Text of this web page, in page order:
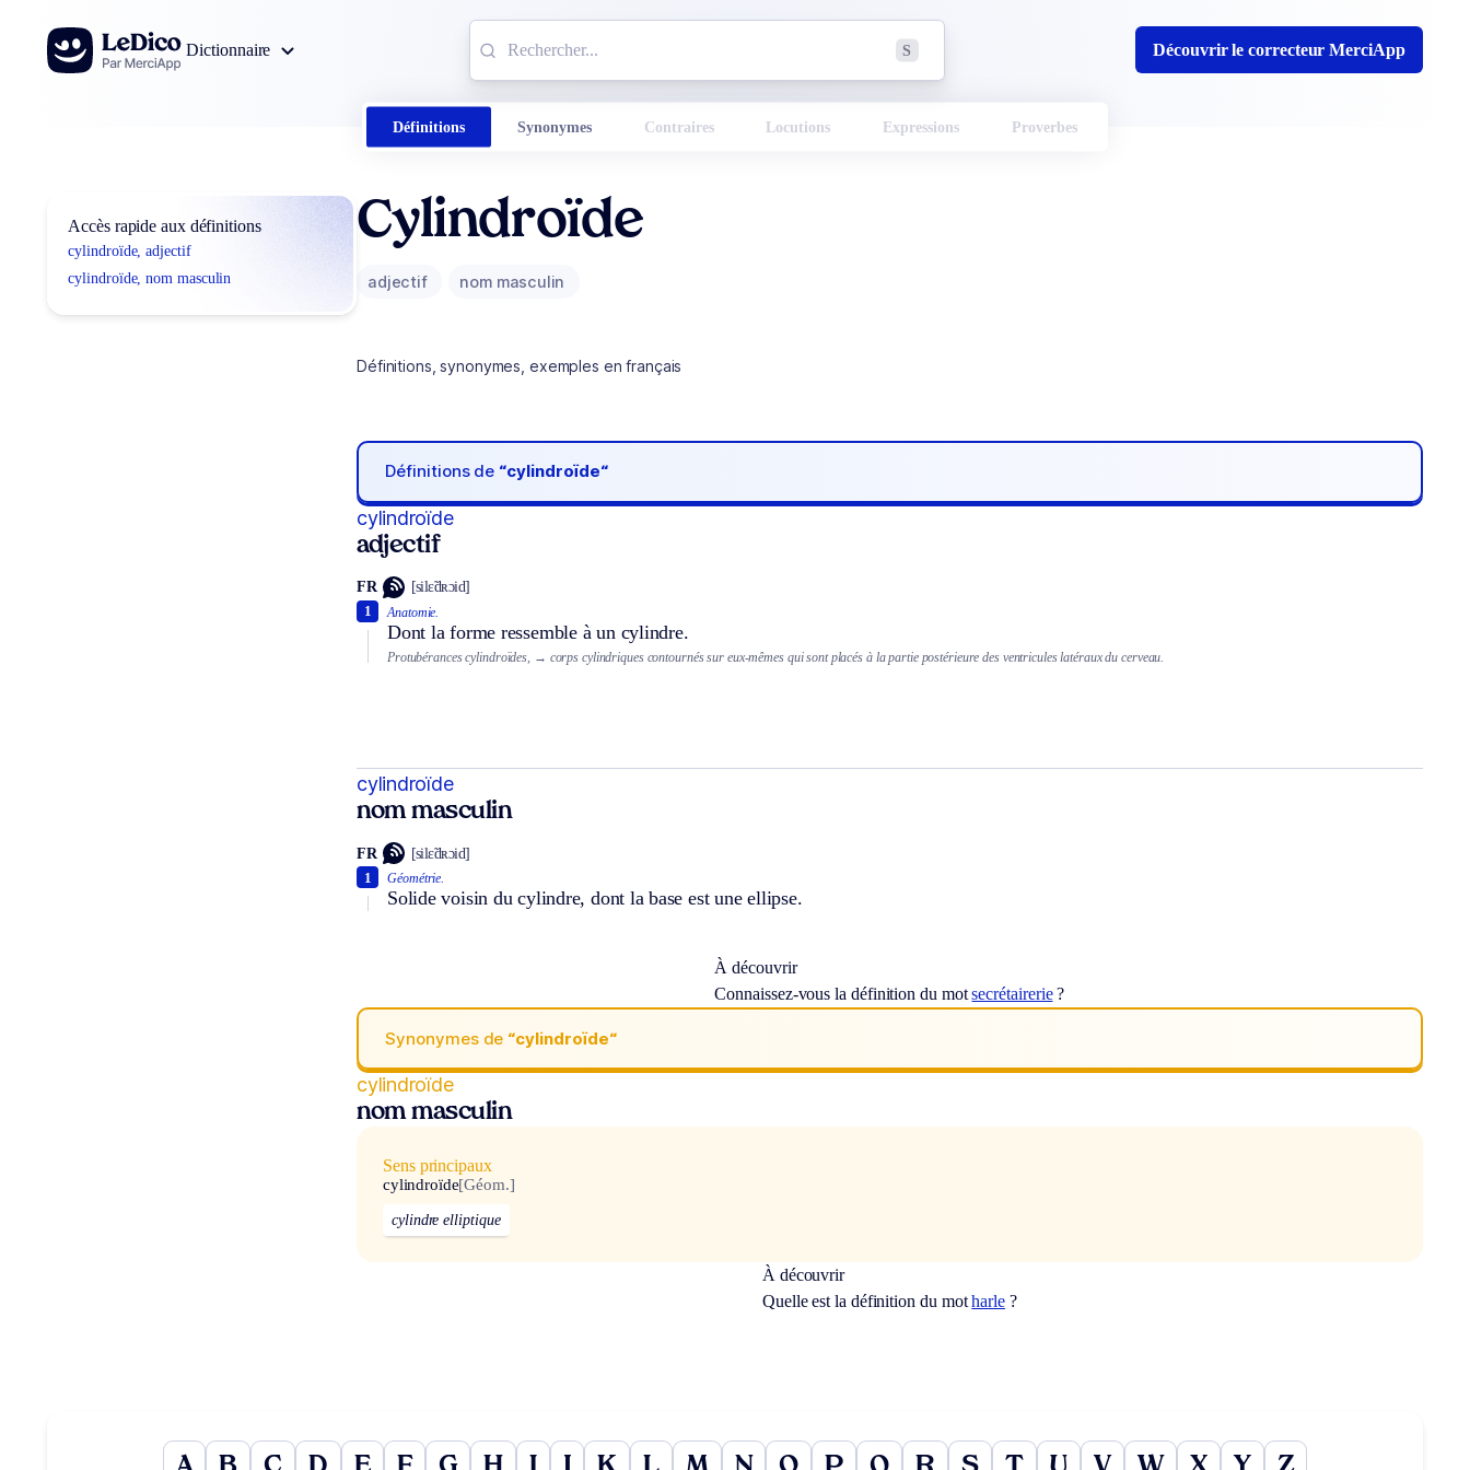
Aller au contenu
Dictionnaire
S Découvrir le correcteur MerciApp
Définitions Synonymes Contraires Locutions Expressions Proverbes
Accès rapide aux définitions
cylindroïde, adjectif
cylindroïde, nom masculin
Cylindroïde
adjectif nom masculin
Définitions, synonymes, exemples en français
Définitions de “cylindroïde“
cylindroïde
adjectif
FR [silɛ̃dʀɔid]
Anatomie.
Dont la forme ressemble à un cylindre.
1
Protubérances cylindroïdes, → corps cylindriques contournés sur eux-mêmes qui sont placés à la partie postérieure des ventricules latéraux du cerveau.
cylindroïde
nom masculin
FR [silɛ̃dʀɔid]
Géométrie.
Solide voisin du cylindre, dont la base est une ellipse.
1
À découvrir
Connaissez-vous la définition du motsecrétairerie?
Synonymes de “cylindroïde“
cylindroïde
nom masculin
Sens principaux
cylindroïde[Géom.]
cylindre elliptique
À découvrir
Quelle est la définition du motharle?